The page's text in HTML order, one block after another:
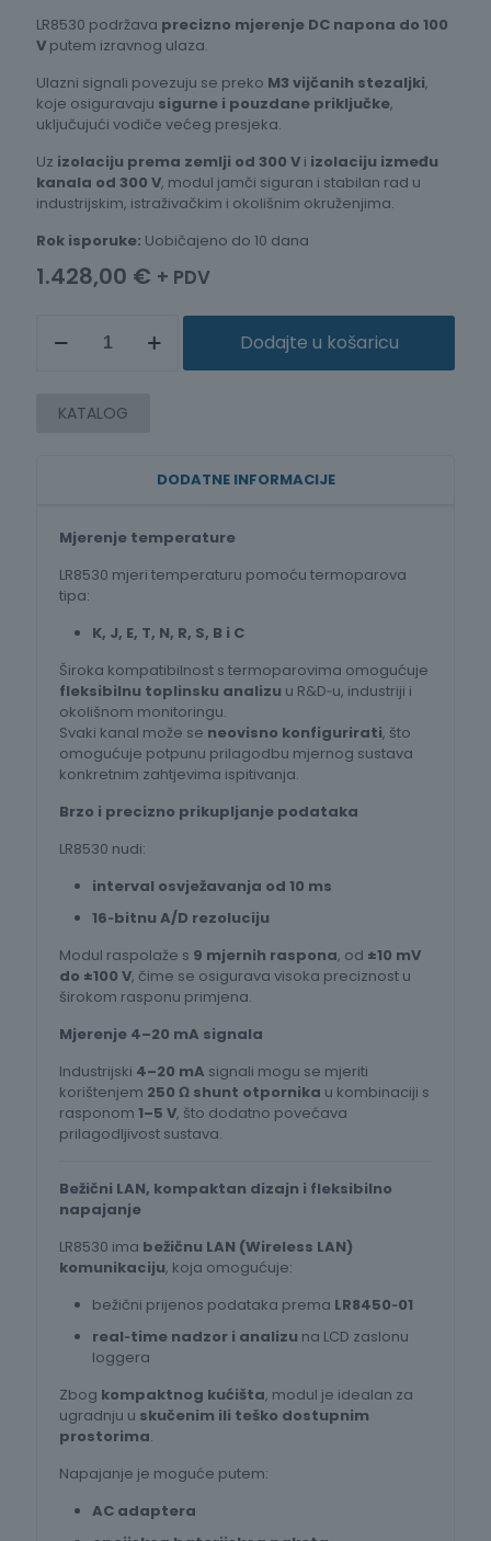
LR8530 podržava precizno mjerenje DC napona do 100
V putem izravnog ulaza.
Ulazni signali povezuju se preko M3 vijčanih stezaljki,
koje osiguravaju sigurne i pouzdane priključke,
uključujući vodiče većeg presjeka.
Uz izolaciju prema zemlji od 300 V i izolaciju između
kanala od 300 V, modul jamči siguran i stabilan rad u
industrijskim, istraživačkim i okolišnim okruženjima.
Rok isporuke: Uobičajeno do 10 dana
1.428,00 € + PDV
NAPONSKO-
Dodajte u košaricu
KATALOG
DODATNE INFORMACIJE
Mjerenje temperature
LR8530 mjeri temperaturu pomoću termoparova
tipa:
K, J, E, T, N, R, S, B i C
Široka kompatibilnost s termoparovima omogućuje
fleksibilnu toplinsku analizu u R&D‑u, industriji i
okolišnom monitoringu.
Svaki kanal može se neovisno konfigurirati, što
omogućuje potpunu prilagodbu mjernog sustava
konkretnim zahtjevima ispitivanja.
Brzo i precizno prikupljanje podataka
LR8530 nudi:
interval osvježavanja od 10 ms
16‑bitnu A/D rezoluciju
Modul raspolaže s 9 mjernih raspona, od ±10 mV
do ±100 V, čime se osigurava visoka preciznost u
širokom rasponu primjena.
Mjerenje 4–20 mA signala
Industrijski 4–20 mA signali mogu se mjeriti
korištenjem 250 Ω shunt otpornika u kombinaciji s
rasponom 1–5 V, što dodatno povećava
prilagodljivost sustava.
Bežični LAN, kompaktan dizajn i fleksibilno
napajanje
LR8530 ima bežičnu LAN (Wireless LAN)
komunikaciju, koja omogućuje:
bežični prijenos podataka prema LR8450‑01
real‑time nadzor i analizu na LCD zaslonu
loggera
Zbog kompaktnog kućišta, modul je idealan za
ugradnju u skučenim ili teško dostupnim
prostorima.
Napajanje je moguće putem:
AC adaptera